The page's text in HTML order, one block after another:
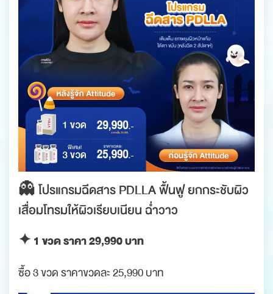
👻 โปรแกรมฉีดสาร PDLLA ฟื้นฟู ยกกระชับผิว
เสื่อมโทรมให้ผิวเรียบเนียน ฉ่ำวาว
✦ 1 ขวด ราคา 29,990 บาท
ซื้อ 3 ขวด ราคาขวดละ 25,990 บาท